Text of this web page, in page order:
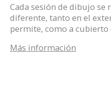
Cada sesión de dibujo
diferente, tanto en el
permite, como a cubierto
Más información